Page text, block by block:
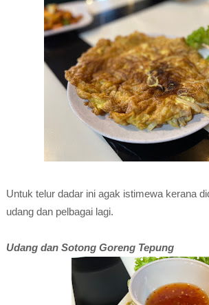
Untuk telur dadar ini agak istimewa kerana
udang dan pelbagai lagi.
Udang dan Sotong Goreng Tepung